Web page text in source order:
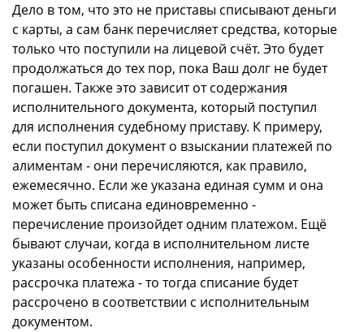
Дело в том, что это не приставы списывают деньги
с карты, а сам банк перечисляет средства, которые
только что поступили на лицевой счёт. Это будет
продолжаться до тех пор, пока Ваш долг не будет
погашен. Также это зависит от содержания
исполнительного документа, который поступил
для исполнения судебному приставу. К примеру,
если поступил документ о взыскании платежей по
алиментам - они перечисляются, как правило,
ежемесячно. Если же указана единая сумм и она
может быть списана единовременно -
перечисление произойдет одним платежом. Ещё
бывают случаи, когда в исполнительном листе
указаны особенности исполнения, например,
рассрочка платежа - то тогда списание будет
рассрочено в соответствии с исполнительным
документом.